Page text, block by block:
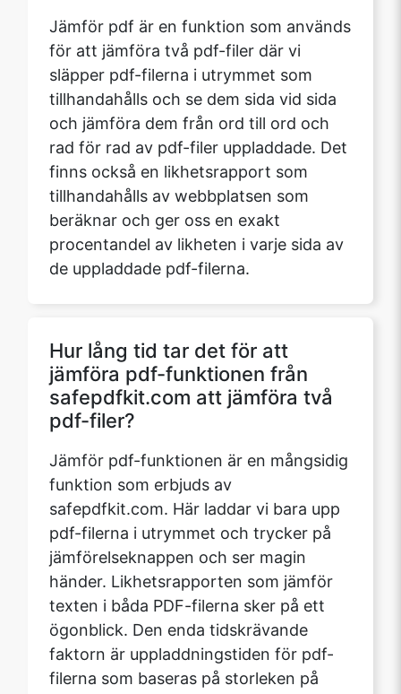
Jämför pdf är en funktion som används
för att jämföra två pdf-filer där vi
släpper pdf-filerna i utrymmet som
tillhandahålls och se dem sida vid sida
och jämföra dem från ord till ord och
rad för rad av pdf-filer uppladdade. Det
finns också en likhetsrapport som
tillhandahålls av webbplatsen som
beräknar och ger oss en exakt
procentandel av likheten i varje sida av
de uppladdade pdf-filerna.
Hur lång tid tar det för att
jämföra pdf-funktionen från
safepdfkit.com att jämföra två
pdf-filer?
Jämför pdf-funktionen är en mångsidig
funktion som erbjuds av
safepdfkit.com. Här laddar vi bara upp
pdf-filerna i utrymmet och trycker på
jämförelseknappen och ser magin
händer. Likhetsrapporten som jämför
texten i båda PDF-filerna sker på ett
ögonblick. Den enda tidskrävande
faktorn är uppladdningstiden för pdf-
filerna som baseras på storleken på